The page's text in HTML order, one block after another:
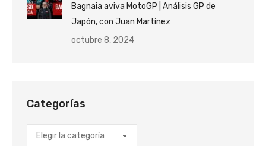
Bagnaia aviva MotoGP | Análisis GP de
Japón, con Juan Martínez
octubre 8, 2024
Categorías
Categorías